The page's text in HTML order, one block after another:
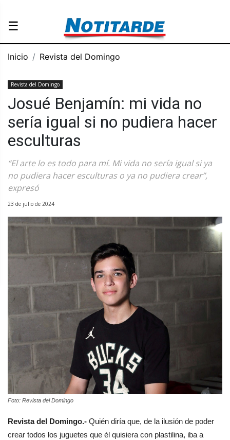
☰
Inicio Revista del Domingo
Revista del Domingo
Josué Benjamín: mi vida no
sería igual si no pudiera hacer
esculturas
“El arte lo es todo para mí. Mi vida no sería igual si ya
no pudiera hacer esculturas o ya no pudiera crear”,
expresó
23 de julio de 2024
Foto: Revista del Domingo
Revista del Domingo.- Quién diría que, de la ilusión de poder
crear todos los juguetes que él quisiera con plastilina, iba a